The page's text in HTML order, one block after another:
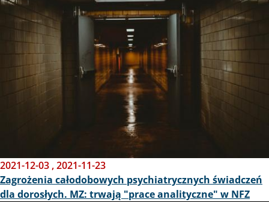
2021-12-03 ,2021-11-23
Zagrożenia całodobowych psychiatrycznych świadczeń
dla dorosłych. MZ: trwają "prace analityczne" w NFZ